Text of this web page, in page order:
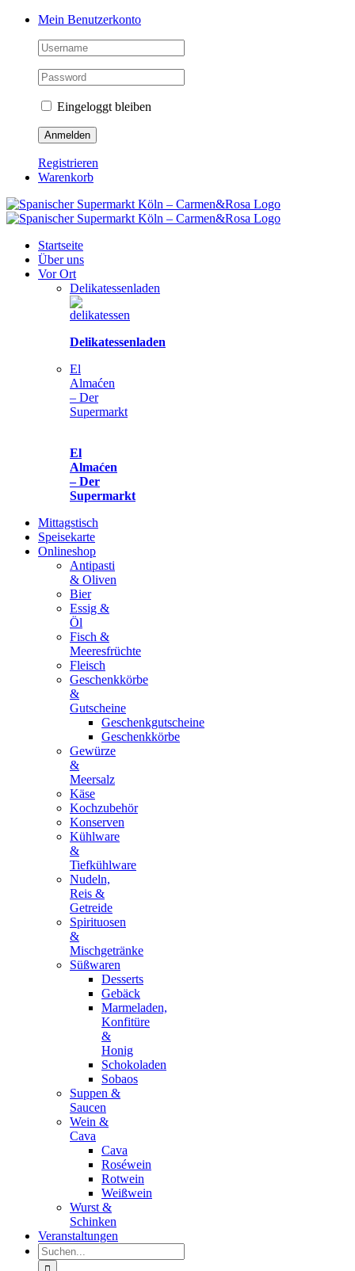
Zum
springen
Facebook
Instagram
Pinterest
Tiktok
YouTubeMein Benutzerkonto
Eingeloggt bleiben
Registrieren
Warenkorb
Startseite
Über uns
Vor Ort
Delikatessenladen
Delikatessenladen
El
Almaćen
– Der
Supermarkt
El
Almaćen
– Der
Supermarkt
Mittagstisch
Speisekarte
Onlineshop
Antipasti
& Oliven
Bier
Essig &
Öl
Fisch &
Meeresfrüchte
Fleisch
Geschenkkörbe
&
Gutscheine
Geschenkgutscheine
Geschenkkörbe
Gewürze
&
Meersalz
Käse
Kochzubehör
Konserven
Kühlware
&
Tiefkühlware
Nudeln,
Reis &
Getreide
Spirituosen
&
Mischgetränke
Süßwaren
Desserts
Gebäck
Marmeladen,
Konfitüre
&
Honig
Schokoladen
Sobaos
Suppen &
Saucen
Wein &
Cava
Cava
Roséwein
Rotwein
Weißwein
Wurst &
Schinken
Veranstaltungen
Suche
nach: